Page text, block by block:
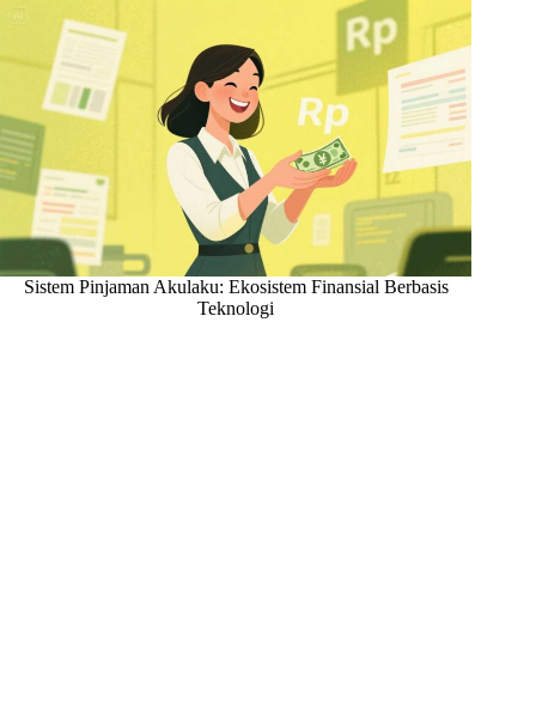
Sistem Pinjaman Akulaku: Ekosistem Finansial Berbasis
Teknologi